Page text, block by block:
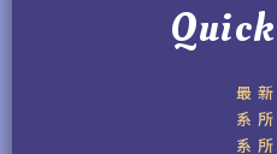
最
系
系